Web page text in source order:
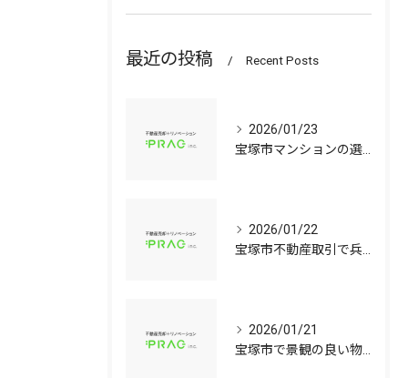
最近の投稿 Recent Posts
2026/01/23
2026/01/22
2026/01/21